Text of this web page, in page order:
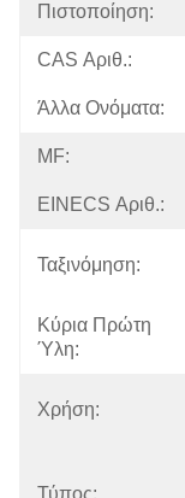
Πιστοποίηση:
CAS Αριθ.:
Άλλα Ονόματα:
MF:
EINECS Αριθ.:
Ταξινόμηση:
Κύρια Πρώτη
Ύλη:
Χρήση:
Τύπος: